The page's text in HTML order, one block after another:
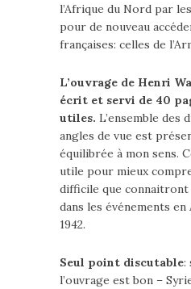
l’Afrique du Nord par
pour de nouveau
françaises: celles de
L’ouvrage de Henri
écrit et servi de 40
utiles. L’ensemble des
angles de vue est
équilibrée à mon sens.
utile pour mieux
difficile que connaitront
dans les événements
1942.
Seul point discutable:
l’ouvrage est bon –